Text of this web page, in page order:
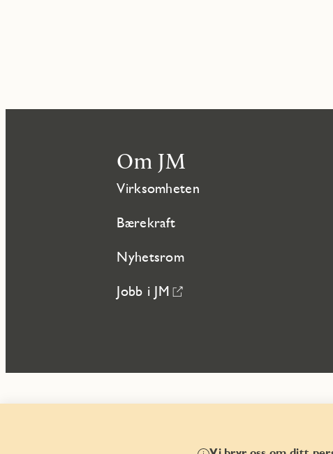
Om JM
Virksomheten
Bærekraft
Nyhetsrom
Jobb i JM